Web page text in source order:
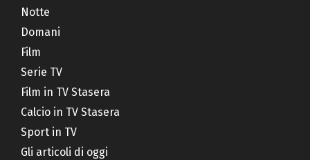
Notte
Domani
Film
Serie TV
Film in TV Stasera
Calcio in TV Stasera
Sport in TV
Gli articoli di oggi